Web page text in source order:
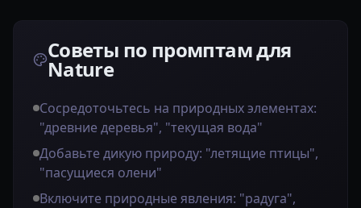
Советы по промптам для
Nature
Сосредоточьтесь на природных элементах:
"древние деревья", "текущая вода"
Добавьте дикую природу: "летящие птицы",
"пасущиеся олени"
Включите природные явления: "радуга",